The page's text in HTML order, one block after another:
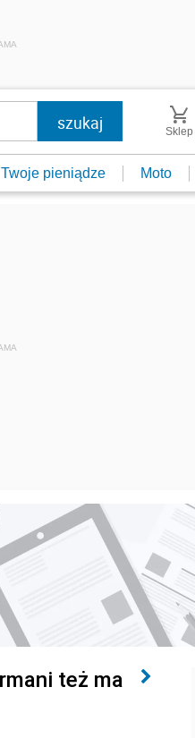
Sklep
Twoje pieniądze Moto
też ma